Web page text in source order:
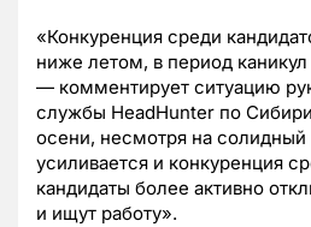
«Конкуренция среди
ниже летом, в период каникул
— комментирует ситуацию
службы HeadHunter по
осени, несмотря на солидный
усиливается и конкуренция
кандидаты более активно
и ищут работу».